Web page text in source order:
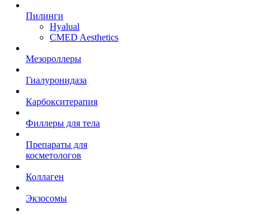
Пилинги
Hyalual
CMED Aesthetics
Мезороллеры
Гиалуронидаза
Карбокситерапия
Филлеры для тела
Препараты для
косметологов
Коллаген
Экзосомы